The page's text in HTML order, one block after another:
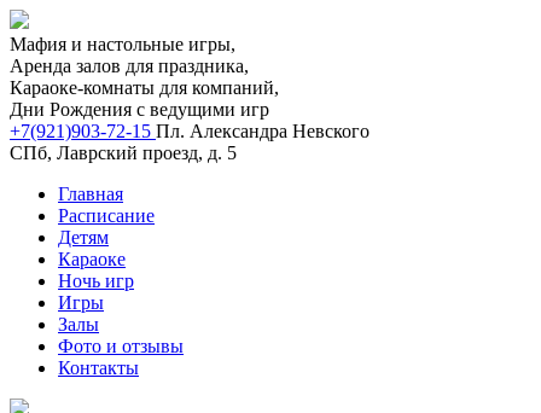
Мафия и настольные игры,
Аренда залов для праздника,
Караоке-комнаты для компаний,
Дни Рождения с ведущими игр
+7(921)903-72-15 Пл. Александра Невского
СПб, Лаврский проезд, д. 5
Главная
Расписание
Детям
Караоке
Ночь игр
Игры
Залы
Фото и отзывы
Контакты